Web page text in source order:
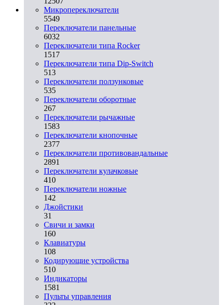
Микропереключатели
5549
Переключатели панельные
6032
Переключатели типа Rocker
1517
Переключатели типа Dip-Switch
513
Переключатели ползунковые
535
Переключатели оборотные
267
Переключатели рычажные
1583
Переключатели кнопочные
2377
Переключатели противовандальные
2891
Переключатели кулачковые
410
Переключатели ножные
142
Джойстики
31
Свичи и замки
160
Клавиатуры
108
Кодирующие устройства
510
Индикаторы
1581
Пульты управления